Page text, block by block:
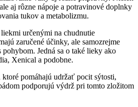
aj rôzne nápoje a potravinové doplnky
tukov a metabolizmu.
určenými na chudnutie
zaručené účinky, ale samozrejme
pohybom. Jedná sa o také lieky ako
Xenical a podobne.
pomáhajú udržať pocit sýtosti,
podporujú výdrž pri tomto zložitom